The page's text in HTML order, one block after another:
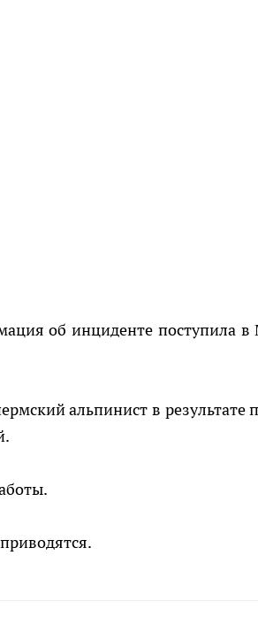
об инциденте поступила
альпинист в результате